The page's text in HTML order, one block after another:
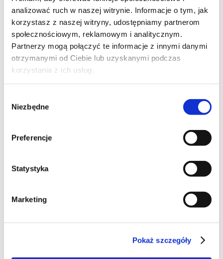
analizować ruch w naszej witrynie. Informacje o tym, jak
korzystasz z naszej witryny, udostępniamy partnerom
społecznościowym, reklamowym i analitycznym.
Partnerzy mogą połączyć te informacje z innymi danymi
otrzymanymi od Ciebie lub uzyskanymi podczas
korzystania z ich usług.
zgody
Niezbędne
Preferencje
Statystyka
Marketing
Pokaż szczegóły
"Zaletą tego rozwiązania jest bardzo szybka reakcja i długa
Nadzór jesteśmy zadowoleni, zwłaszcza z ich podejścia do
Tomáš Sedláček,
Monitorujemy wszystko, co jest
w ruchu